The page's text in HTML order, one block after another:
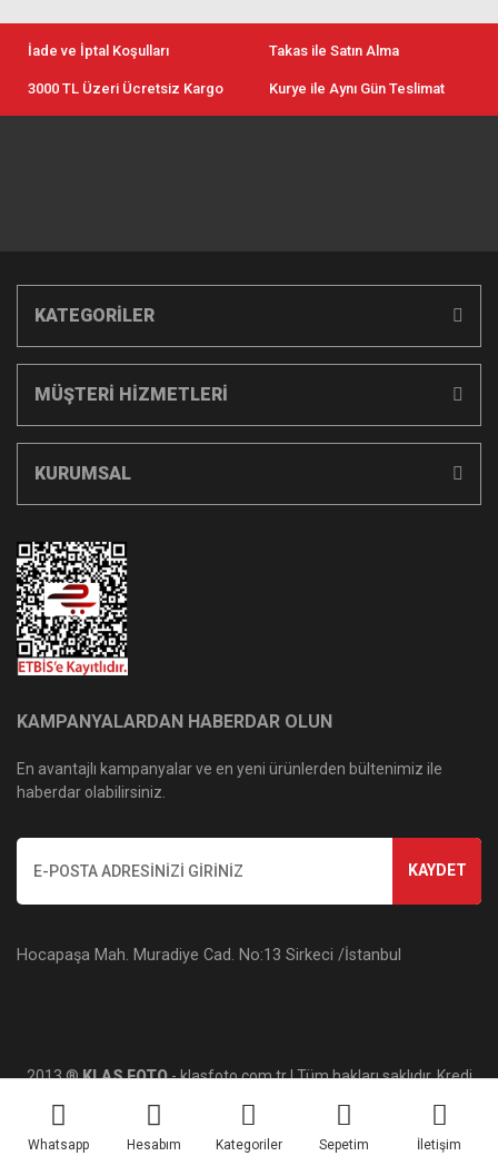
Whatsapp Hesabım Kategoriler Sepetim İletişim
İade ve İptal Koşulları Takas ile Satın Alma
3000 TL Üzeri Ücretsiz Kargo Kurye ile Aynı Gün Teslimat
KATEGORİLER
MÜŞTERİ HİZMETLERİ
KURUMSAL
KAMPANYALARDAN HABERDAR OLUN
En avantajlı kampanyalar ve en yeni ürünlerden bültenimiz ile
haberdar olabilirsiniz.
KAYDET
Hocapaşa Mah. Muradiye Cad. No:13 Sirkeci /İstanbul
2013 ®KLAS FOTO- klasfoto.com.tr | Tüm hakları saklıdır. Kredi